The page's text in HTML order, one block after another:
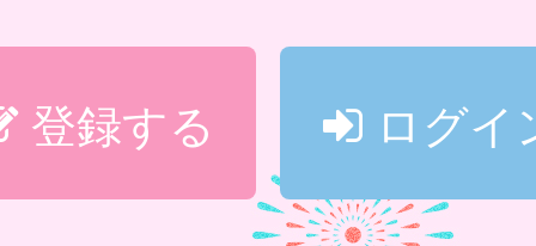
登録する ログイ